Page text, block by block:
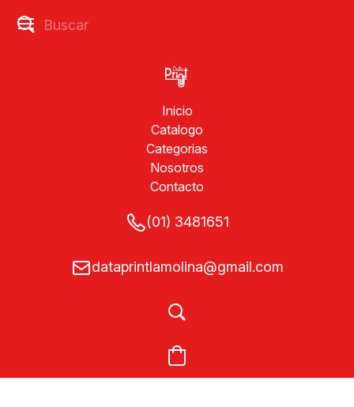
Inicio
Catalogo
Categorias
Nosotros
Contacto
(01) 3481651
dataprintlamolina@gmail.com